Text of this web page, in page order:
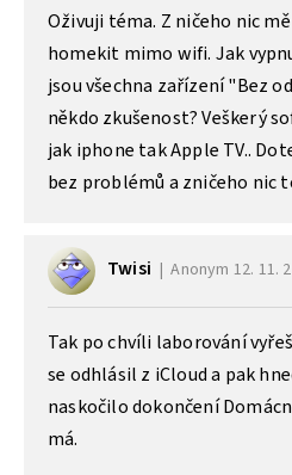
Oživuji téma. Z ničeho nic
homekit mimo wifi. Jak
jsou všechna zařízení "Bez
někdo zkušenost? Veškerý
jak iphone tak Apple TV..
bez problémů a zničeho nic
Twisi Anonym 12. 11.
Tak po chvíli laborování
se odhlásil z iCloud a pak
naskočilo dokončení
má.